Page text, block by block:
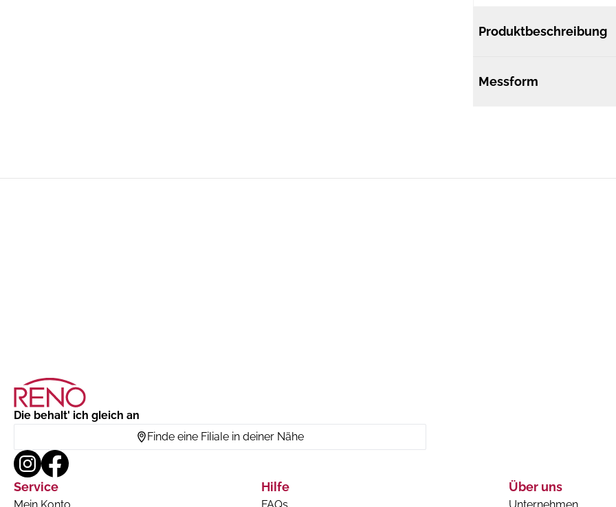
Produktbeschreibung
Messform
Die behalt' ich gleich an
Finde eine Filiale in deiner Nähe
Service Hilfe Über uns